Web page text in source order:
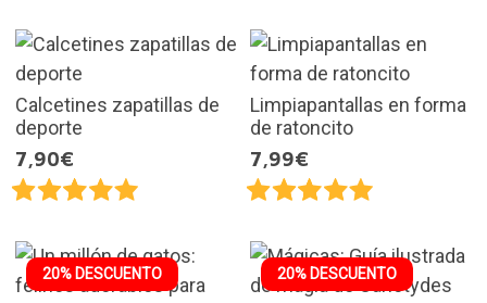
Calcetines zapatillas de
deporte
7,90€
Limpiapantallas en forma
de ratoncito
7,99€
20% DESCUENTO 20% DESCUENTO